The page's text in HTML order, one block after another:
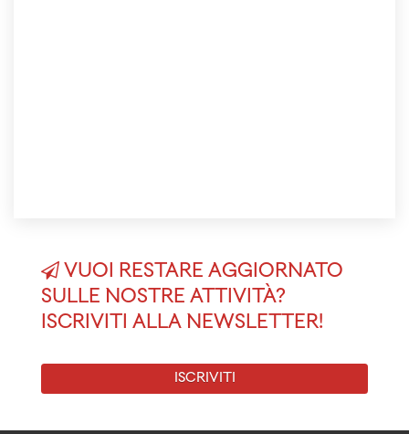
VUOI RESTARE AGGIORNATO
SULLE NOSTRE ATTIVITÀ?
ISCRIVITI ALLA NEWSLETTER!
ISCRIVITI